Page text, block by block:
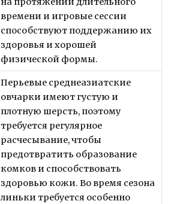
времени и игровые сессии
способствуют поддержанию их
здоровья и хорошей
физической формы.
Перьевые среднеазиатские
овчарки имеют густую и
плотную шерсть, поэтому
требуется регулярное
расчесывание, чтобы
предотвратить образование
комков и способствовать
здоровью кожи. Во время сезона
линьки требуется особенно